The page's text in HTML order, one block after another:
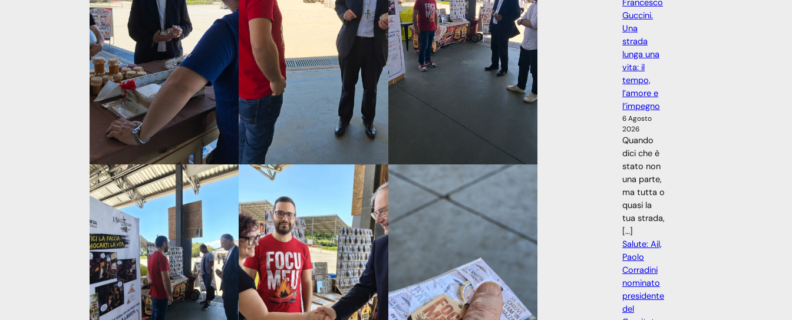
Francesco
Guccini.
Una
strada
lunga una
vita: il
tempo,
l’amore e
l’impegno
6 Agosto
2026
Quando
dici che è
stato non
una parte,
ma tutta o
quasi la
tua strada,
[…]
Salute: Ail,
Paolo
Corradini
nominato
presidente
del